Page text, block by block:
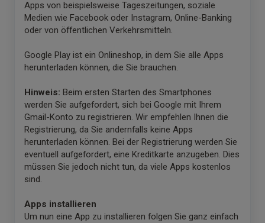
Apps von beispielsweise Tageszeitungen, soziale
Medien wie Facebook oder Instagram, Online-Banking
oder von öffentlichen Verkehrsmitteln.
Google Play ist ein Onlineshop, in dem Sie alle Apps
herunterladen können, die Sie brauchen.
Hinweis: Beim ersten Starten des Smartphones
werden Sie aufgefordert, sich bei Google mit Ihrem
Gmail-Konto zu registrieren. Wir empfehlen Ihnen die
Registrierung, da Sie andernfalls keine Apps
herunterladen können. Bei der Registrierung werden Sie
eventuell aufgefordert, eine Kreditkarte anzugeben. Dies
müssen Sie jedoch nicht tun, da viele Apps kostenlos
sind.
Apps installieren
Um nun eine App zu installieren folgen Sie ganz einfach